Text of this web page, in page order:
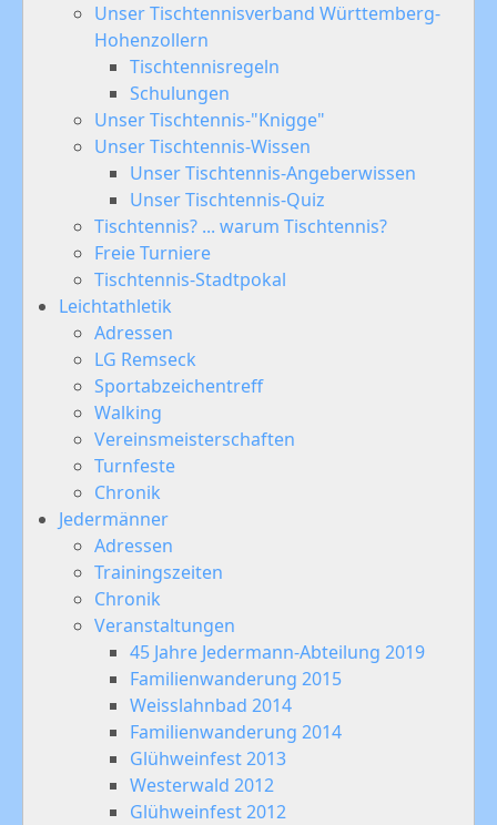
Unser Tischtennisverband Württemberg-
Hohenzollern
Tischtennisregeln
Schulungen
Unser Tischtennis-"Knigge"
Unser Tischtennis-Wissen
Unser Tischtennis-Angeberwissen
Unser Tischtennis-Quiz
Tischtennis? ... warum Tischtennis?
Freie Turniere
Tischtennis-Stadtpokal
Leichtathletik
Adressen
LG Remseck
Sportabzeichentreff
Walking
Vereinsmeisterschaften
Turnfeste
Chronik
Jedermänner
Adressen
Trainingszeiten
Chronik
Veranstaltungen
45 Jahre Jedermann-Abteilung 2019
Familienwanderung 2015
Weisslahnbad 2014
Familienwanderung 2014
Glühweinfest 2013
Westerwald 2012
Glühweinfest 2012